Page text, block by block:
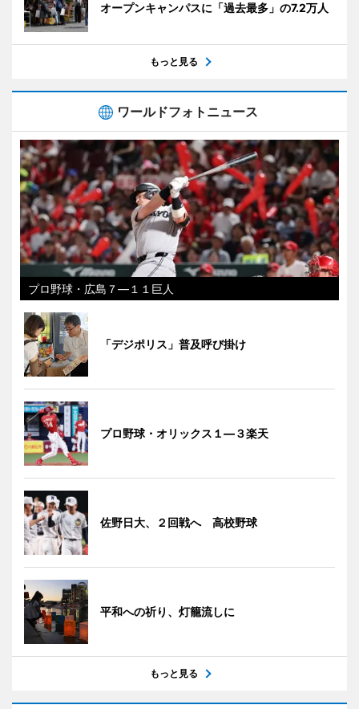
オープンキャンパスに「過去最多」の7.2万人
もっと見る
ワールドフォトニュース
プロ野球・広島７―１１巨人
「デジポリス」普及呼び掛け
プロ野球・オリックス１―３楽天
佐野日大、２回戦へ 高校野球
平和への祈り、灯籠流しに
もっと見る